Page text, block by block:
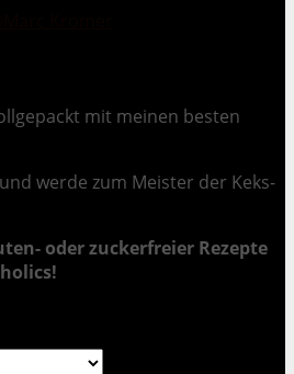
mit meinen besten
und werde zum Meister der Keks-
oder zuckerfreier Rezepte